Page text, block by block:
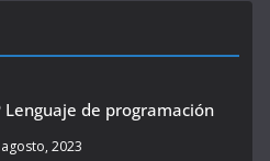
Lenguaje de programación
2023